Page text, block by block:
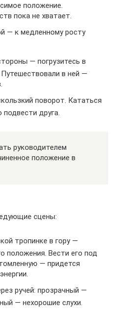
положение.
пока не хватает.
— к медленному росту
— погрузитесь в
в ней —
поворот. Кататься
подвести друга.
руководителем
положение в
сцены:
тропинке в гору —
положения. Вести его под
— придется
ручей: прозрачный —
— нехорошие слухи.